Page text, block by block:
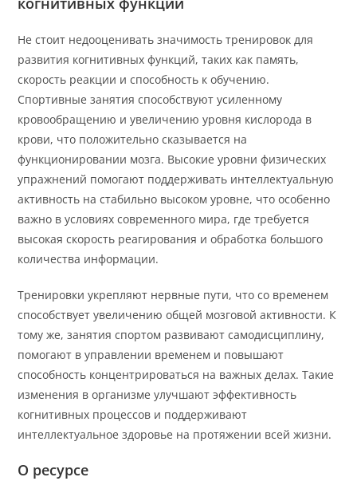
Не стоит недооценивать значимость тренировок для
развития когнитивных функций, таких как память,
скорость реакции и способность к обучению.
Спортивные занятия способствуют усиленному
кровообращению и увеличению уровня кислорода в
крови, что положительно сказывается на
функционировании мозга. Высокие уровни физических
упражнений помогают поддерживать интеллектуальную
активность на стабильно высоком уровне, что особенно
важно в условиях современного мира, где требуется
высокая скорость реагирования и обработка большого
количества информации.
Тренировки укрепляют нервные пути, что со временем
способствует увеличению общей мозговой активности. К
тому же, занятия спортом развивают самодисциплину,
помогают в управлении временем и повышают
способность концентрироваться на важных делах. Такие
изменения в организме улучшают эффективность
когнитивных процессов и поддерживают
интеллектуальное здоровье на протяжении всей жизни.
О ресурсе